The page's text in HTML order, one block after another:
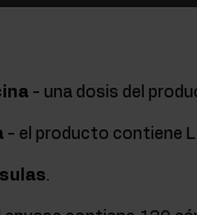
- una dosis del
- el producto contiene
.